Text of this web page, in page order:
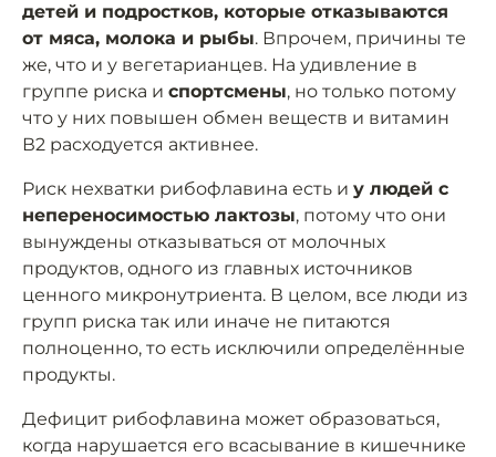
детей и подростков, которые отказываются
от мяса, молока и рыбы. Впрочем, причины те
же, что и у вегетарианцев. На удивление в
группе риска и спортсмены, но только потому
что у них повышен обмен веществ и витамин
В2 расходуется активнее.
Риск нехватки рибофлавина есть и у людей с
непереносимостью лактозы, потому что они
вынуждены отказываться от молочных
продуктов, одного из главных источников
ценного микронутриента. В целом, все люди из
групп риска так или иначе не питаются
полноценно, то есть исключили определённые
продукты.
Дефицит рибофлавина может образоваться,
когда нарушается его всасывание в кишечнике